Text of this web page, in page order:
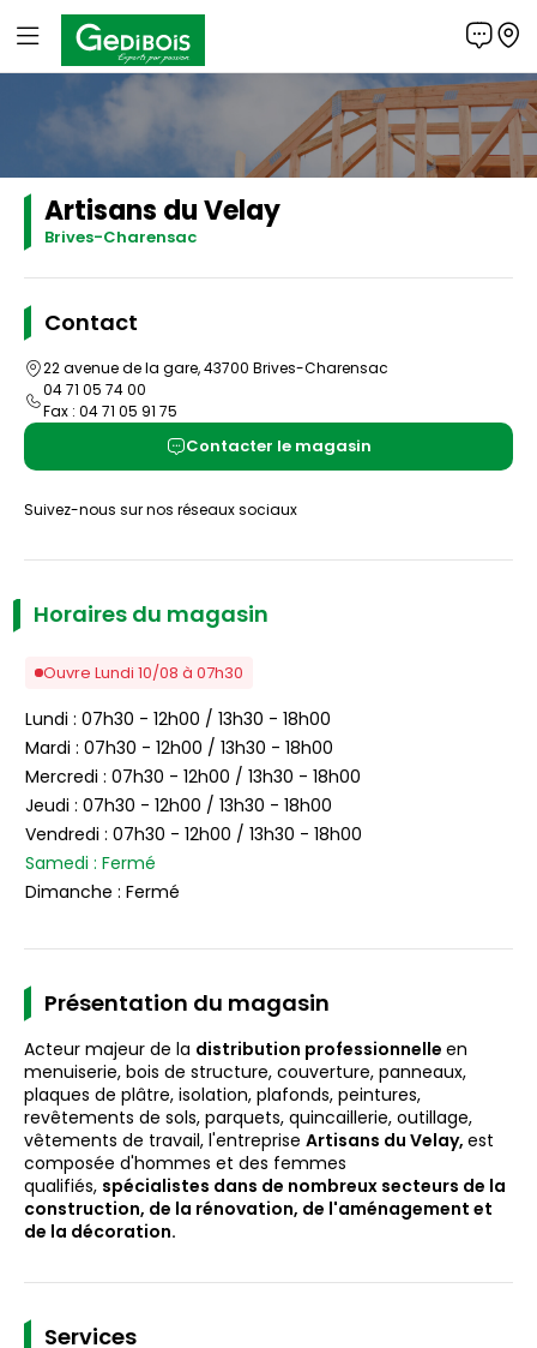
Panneau de gestion des cookies
Gedibois
Artisans du Velay
Brives-Charensac
Contact
22 avenue de la gare, 43700 Brives-Charensac
04 71 05 74 00
Fax : 04 71 05 91 75
Contacter le magasin
Suivez-nous sur nos réseaux sociaux
Horaires du magasin
Ouvre Lundi 10/08 à 07h30
Lundi : 07h30 - 12h00 / 13h30 - 18h00
Mardi : 07h30 - 12h00 / 13h30 - 18h00
Mercredi : 07h30 - 12h00 / 13h30 - 18h00
Jeudi : 07h30 - 12h00 / 13h30 - 18h00
Vendredi : 07h30 - 12h00 / 13h30 - 18h00
Samedi : Fermé
Dimanche : Fermé
Présentation du magasin
Acteur majeur de la distribution professionnelle en
menuiserie, bois de structure, couverture, panneaux,
plaques de plâtre, isolation, plafonds, peintures,
revêtements de sols, parquets, quincaillerie, outillage,
vêtements de travail, l'entreprise Artisans du Velay, est
composée d'hommes et des femmes
qualifiés, spécialistes dans de nombreux secteurs de la
construction, de la rénovation, de l'aménagement et
de la décoration.
Services